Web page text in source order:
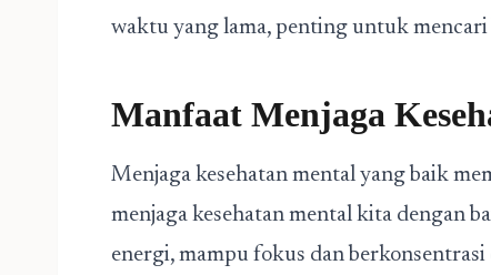
waktu yang lama, penting untuk
Manfaat Menjaga
Menjaga kesehatan mental yang baik
menjaga kesehatan mental kita dengan
energi, mampu fokus dan